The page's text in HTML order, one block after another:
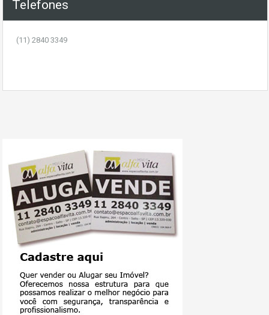
Telefones
(11) 2840 3349